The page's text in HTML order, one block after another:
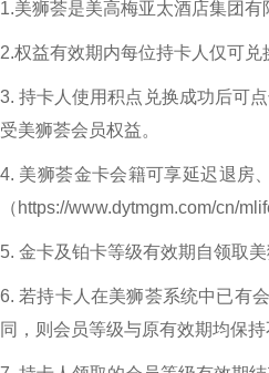
1.美狮荟是美高梅亚太酒店集团
2.权益有效期内每位持卡人仅可兑
3. 持卡人使用积点兑换成功后可
受美狮荟会员权益。
4. 美狮荟金卡会籍可享延迟退房
（https://www.dytmgm.com/cn/
5. 金卡及铂卡等级有效期自领取
6. 若持卡人在美狮荟系统中已有
同，则会员等级与原有效期均保持